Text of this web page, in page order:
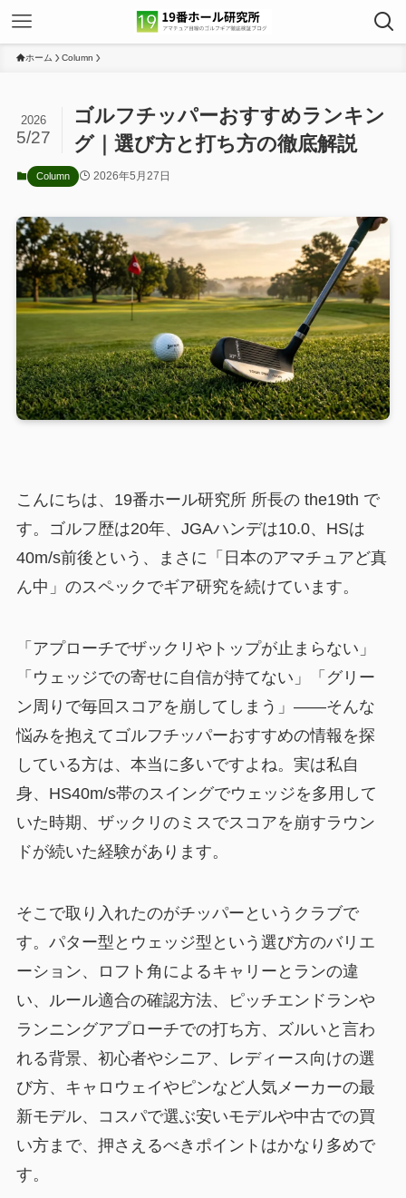
ホーム Column
ゴルフチッパーおすすめランキン
グ｜選び方と打ち方の徹底解説
2026
5/27
Column 2026年5月27日
こんにちは、19番ホール研究所 所長の the19th で
す。ゴルフ歴は20年、JGAハンデは10.0、HSは
40m/s前後という、まさに「日本のアマチュアど真
ん中」のスペックでギア研究を続けています。
「アプローチでザックリやトップが止まらない」
「ウェッジでの寄せに自信が持てない」「グリー
ン周りで毎回スコアを崩してしまう」——そんな
悩みを抱えてゴルフチッパーおすすめの情報を探
している方は、本当に多いですよね。実は私自
身、HS40m/s帯のスイングでウェッジを多用して
いた時期、ザックリのミスでスコアを崩すラウン
ドが続いた経験があります。
そこで取り入れたのがチッパーというクラブで
す。パター型とウェッジ型という選び方のバリエ
ーション、ロフト角によるキャリーとランの違
い、ルール適合の確認方法、ピッチエンドランや
ランニングアプローチでの打ち方、ズルいと言わ
れる背景、初心者やシニア、レディース向けの選
び方、キャロウェイやピンなど人気メーカーの最
新モデル、コスパで選ぶ安いモデルや中古での買
い方まで、押さえるべきポイントはかなり多めで
す。